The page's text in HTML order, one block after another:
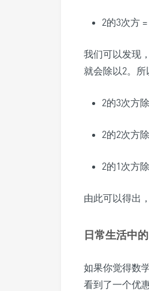
2的3次方 =
我们可以发现
就会除以2。所
2的3次方
2的2次方
2的1次方
由此可以得出
日常生活中
如果你觉得数
看到了一个优